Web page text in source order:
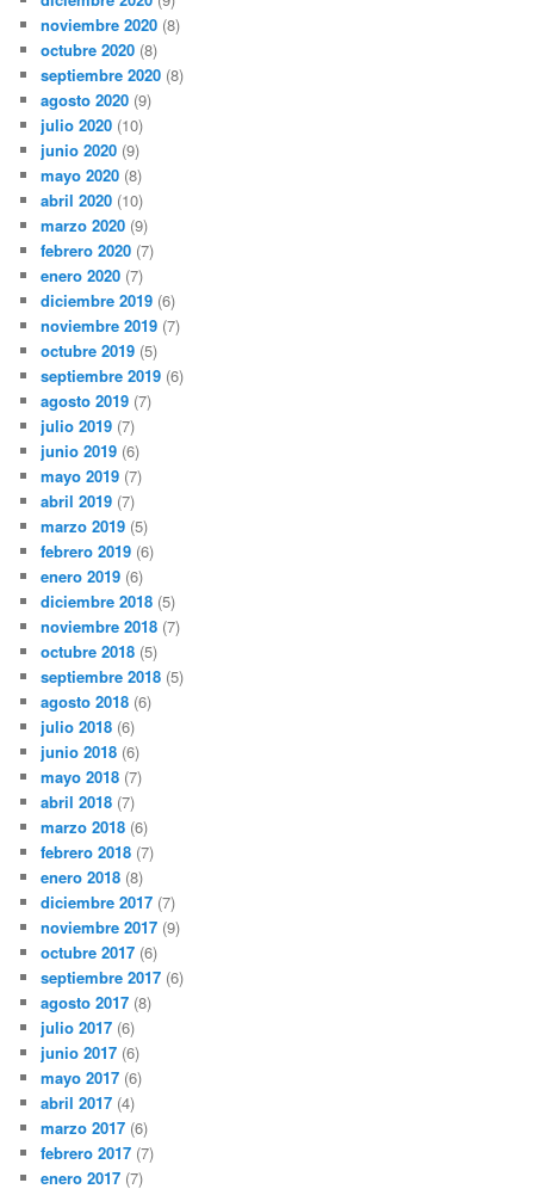
noviembre 2020 (8)
octubre 2020 (8)
septiembre 2020 (8)
agosto 2020 (9)
julio 2020 (10)
junio 2020 (9)
mayo 2020 (8)
abril 2020 (10)
marzo 2020 (9)
febrero 2020 (7)
enero 2020 (7)
diciembre 2019 (6)
noviembre 2019 (7)
octubre 2019 (5)
septiembre 2019 (6)
agosto 2019 (7)
julio 2019 (7)
junio 2019 (6)
mayo 2019 (7)
abril 2019 (7)
marzo 2019 (5)
febrero 2019 (6)
enero 2019 (6)
diciembre 2018 (5)
noviembre 2018 (7)
octubre 2018 (5)
septiembre 2018 (5)
agosto 2018 (6)
julio 2018 (6)
junio 2018 (6)
mayo 2018 (7)
abril 2018 (7)
marzo 2018 (6)
febrero 2018 (7)
enero 2018 (8)
diciembre 2017 (7)
noviembre 2017 (9)
octubre 2017 (6)
septiembre 2017 (6)
agosto 2017 (8)
julio 2017 (6)
junio 2017 (6)
mayo 2017 (6)
abril 2017 (4)
marzo 2017 (6)
febrero 2017 (7)
enero 2017 (7)